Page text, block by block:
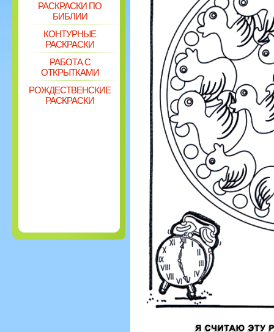
РАСКРАСКИ ПО
БИБЛИИ
КОНТУРНЫЕ
РАСКРАСКИ
РАБОТА С
ОТКРЫТКАМИ
РОЖДЕСТВЕНСКИЕ
РАСКРАСКИ